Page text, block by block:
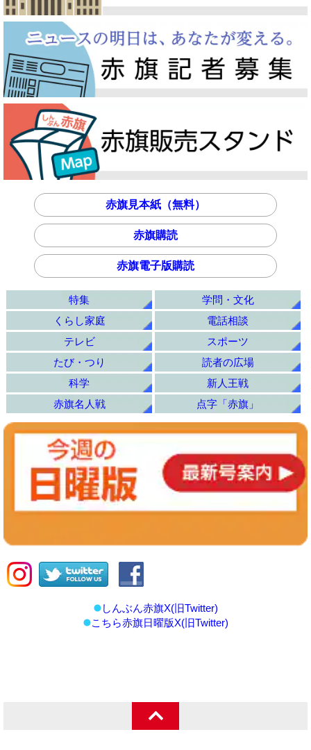
赤旗見本紙（無料）
赤旗購読
赤旗電子版購読
特集
学問・文化
くらし家庭
電話相談
テレビ
スポーツ
たび・つり
読者の広場
科学
新人王戦
赤旗名人戦
点字「赤旗」
しんぶん赤旗X(旧Twitter)
こちら赤旗日曜版X(旧Twitter)